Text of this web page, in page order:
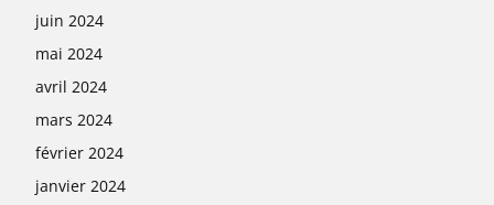
juin 2024
mai 2024
avril 2024
mars 2024
février 2024
janvier 2024